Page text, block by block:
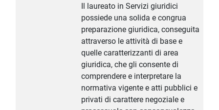
Il laureato in Servizi giuridici
possiede una solida e congrua
preparazione giuridica, conseguita
attraverso le attività di base e
quelle caratterizzanti di area
giuridica, che gli consente di
comprendere e interpretare la
normativa vigente e atti pubblici e
privati di carattere negoziale e